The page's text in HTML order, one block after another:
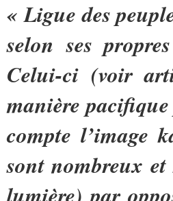
«Ligue des
selon ses
Celui-ci (voir
manière
compte l’image
sont nombreux